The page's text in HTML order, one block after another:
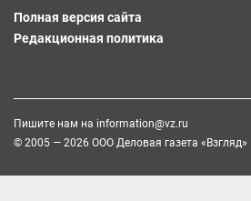
Полная версия сайта
Редакционная политика
Пишите нам на information@vz.ru
© 2005 — 2026 ООО Деловая газета «Взгляд»